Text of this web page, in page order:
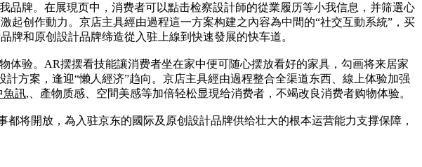
品牌。在展現页中，消费者可以點击检察設計師的從業履历等小我信息，并筛選心
创作動力。京店主具經由過程這一方案构建之內容為中間的“社交互動系統”，买
和原创設計品牌缔造從入驻上線到快速發展的快车道。
体验。AR摆摆看技能讓消费者坐在家中便可随心摆放看好的家具，勾画将来居家
計方案，逢迎“懒人經济”趋向。京店主具經由過程整合全渠道东西、線上体验加强
魚訊,、產物质感、空間美感等加倍轻松显現给消费者，不竭改良消费者购物体验。
将開放，為入驻京东的國际及原创設計品牌供给壮大的根本运营能力支撑保障，